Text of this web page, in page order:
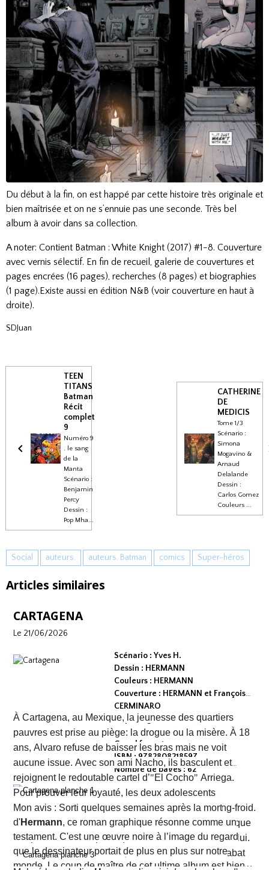
Du début à la fin, on est happé par cette histoire très originale et
bien maîtrisée et on ne s’ennuie pas une seconde. Très bel
album à avoir dans sa collection.
A noter: Contient Batman : White Knight (2017) #1-8. Couverture
avec vernis sélectif. En fin de recueil, galerie de couvertures et
pages encrées (16 pages), recherches (8 pages) et biographies
(1 page).Existe aussi en édition N&B (voir couverture en haut à
droite).
SDJuan
TEEN
TITANS
Batman
Récit
complet
9
Numéro 9
. le sang
de la
Manta
Scénario :
Benjamin
Percy
Dessin :
Pop Mha...
CATHERINE
DE
MEDICIS
Tome 1/3
Scénario :
Simona
Mogavino &
Arnaud
Delalande
Dessin :
Carlos Gomez
Couleurs ...
Social auteurs. auteurs. Batman comics Super-héros
Articles similaires
CARTAGENA
Le 21/06/2026
Scénario : Yves H.
Dessin : HERMANN
Couleurs : HERMANN
Couverture : HERMANN et François
CERMINARO
Dépot légal : avril 2026
Editeur :
Grand format
ISBN : 9782808218597
Nombre de pages : 62
À Cartagena, au Mexique, la jeunesse des quartiers
pauvres est prise au piège: la drogue ou la misère. À 18
ans, Alvaro refuse de baisser les bras mais ne voit
aucune issue. Avec son ami Nacho, ils basculent et
rejoignent le redoutable cartel d’"El Cocho" Arriega.
Pour prouver leur loyauté, les deux adolescents
reçoivent l'ordre d'exécuter des prisonniers de sang-froid.
Alvaro hésite, tremble mais en proie à une peur panique
finit par obéir. Cela provoque aussitôt un déclic chez lui.
Dans un sursaut de survie, il retourne son arme et abat
Mon avis : Sorti quelques semaines après la mort
d'Hermann, ce roman graphique résonne comme un
testament. C'est une œuvre noire à l’image du regard
que le dessinateur portait de plus en plus sur notre
monde. Le coup de maître de cet ultime album est bien